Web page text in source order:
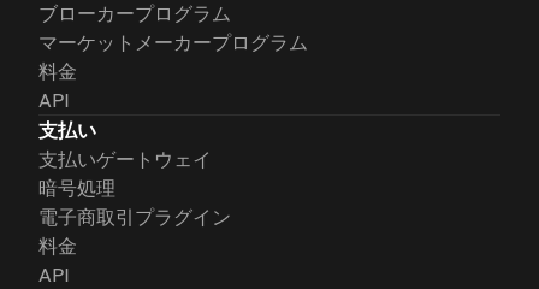
ブローカープログラム
マーケットメーカープログラム
料金
API
支払い
支払いゲートウェイ
暗号処理
電子商取引プラグイン
料金
API